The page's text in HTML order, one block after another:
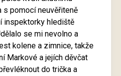
s pomocí neuvěřiteně
inspektorky hlediště
se mi nevolno a
kolene a zimnice, takže
Markové a jejích děvčat
do trička a